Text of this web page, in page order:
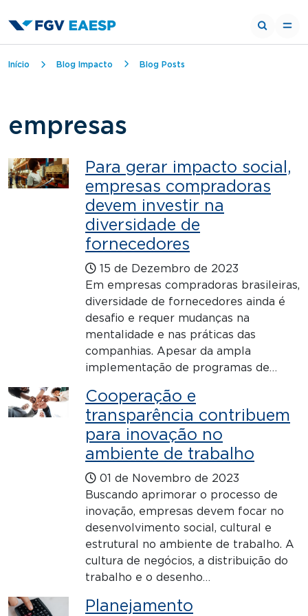
Trilha de navegação
Início Blog Impacto Blog Posts
empresas
Para gerar impacto social,
empresas compradoras
devem investir na
diversidade de
fornecedores
15 de Dezembro de 2023
Em empresas compradoras brasileiras,
diversidade de fornecedores ainda é
desafio e requer mudanças na
mentalidade e nas práticas das
companhias. Apesar da ampla
implementação de programas de…
Cooperação e
transparência contribuem
para inovação no
ambiente de trabalho
01 de Novembro de 2023
Buscando aprimorar o processo de
inovação, empresas devem focar no
desenvolvimento social, cultural e
estrutural no ambiente de trabalho. A
cultura de negócios, a distribuição do
trabalho e o desenho…
Planejamento